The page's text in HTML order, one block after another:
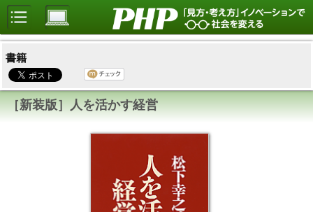
書籍
［新装版］人を活かす経営